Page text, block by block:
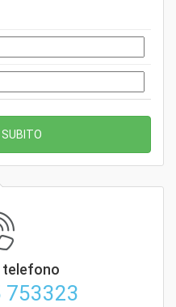
753323